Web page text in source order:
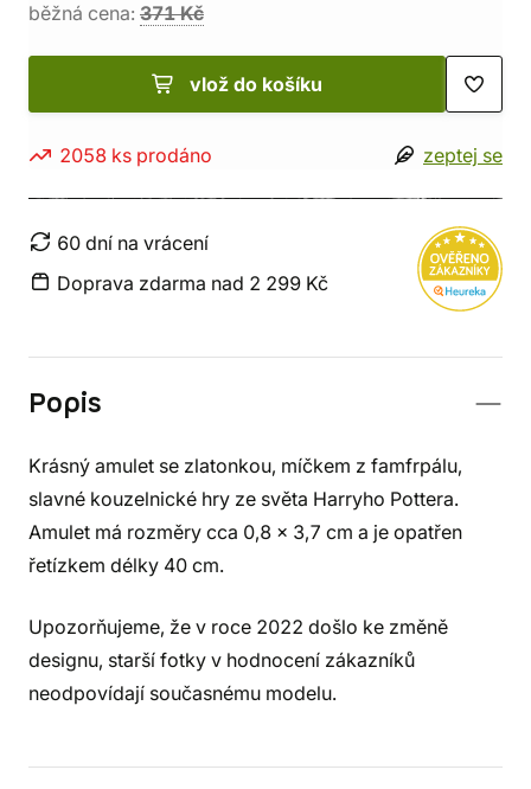
běžná cena: 371 Kč
vlož do košíku
2058 ks prodáno zeptej se
60 dní na vrácení
Doprava zdarma nad 2 299 Kč
Popis
Krásný amulet se zlatonkou, míčkem z famfrpálu,
slavné kouzelnické hry ze světa Harryho Pottera.
Amulet má rozměry cca 0,8 x 3,7 cm a je opatřen
řetízkem délky 40 cm.
Upozorňujeme, že v roce 2022 došlo ke změně
designu, starší fotky v hodnocení zákazníků
neodpovídají současnému modelu.